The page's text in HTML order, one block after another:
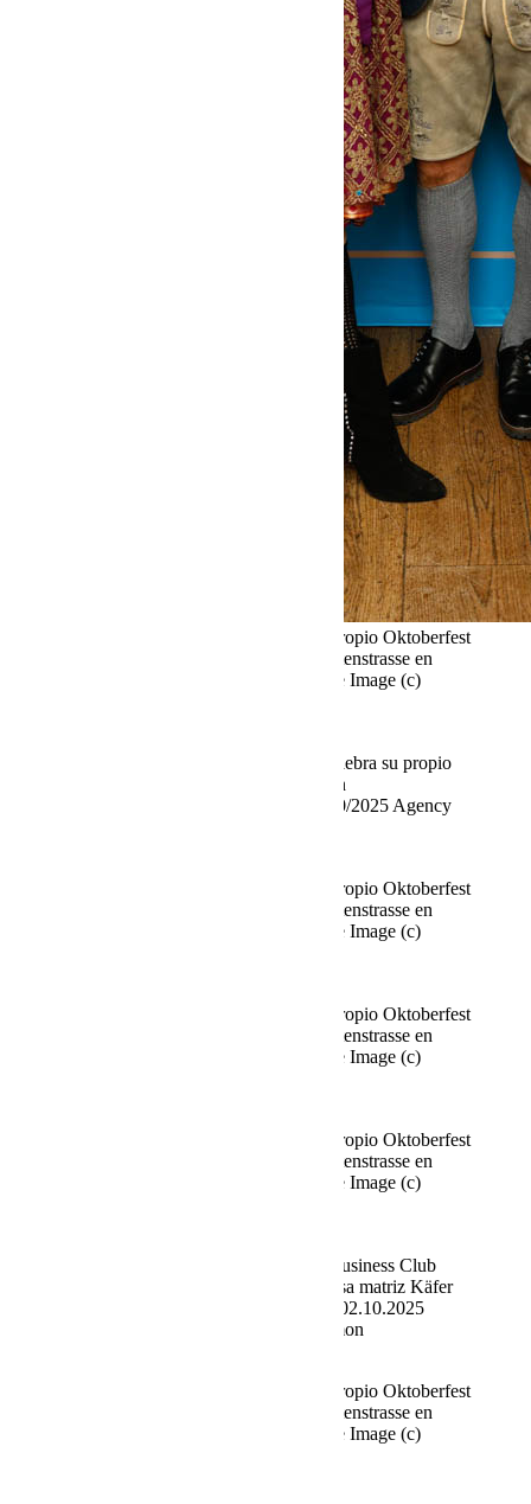
Fine Time Business Club celebra su propio Oktoberfest
en el Käfer Stammhaus en Prinzregentenstrasse en
Múnich el 02.10.2025 Agencia People Image (c)
Pia Bolte Fine Time Business Club celebra su propio
Oktoberfest en el Käfer Stammhaus en
Prinzregentenstrasse, Múnich, el 02/10/2025 Agency
Fine Time Business Club celebra su propio Oktoberfest
en el Käfer Stammhaus en Prinzregentenstrasse en
Múnich el 02.10.2025 Agencia People Image (c)
Fine Time Business Club celebra su propio Oktoberfest
en el Käfer Stammhaus en Prinzregentenstrasse en
Múnich el 02.10.2025 Agencia People Image (c)
Fine Time Business Club celebra su propio Oktoberfest
en el Käfer Stammhaus en Prinzregentenstrasse en
Múnich el 02.10.2025 Agencia People Image (c)
Andreas Belzek (Artista) Fine Time Business Club
celebra su propio Oktoberfest en la casa matriz Käfer
en Prinzregentenstrasse en Múnich el 02.10.2025
Agency People Image (c) Viviane Simon
Fine Time Business Club celebra su propio Oktoberfest
en el Käfer Stammhaus en Prinzregentenstrasse en
Múnich el 02.10.2025 Agencia People Image (c)